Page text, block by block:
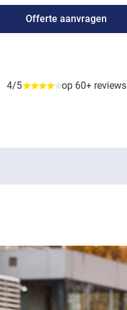
4/5 op 60+ reviews